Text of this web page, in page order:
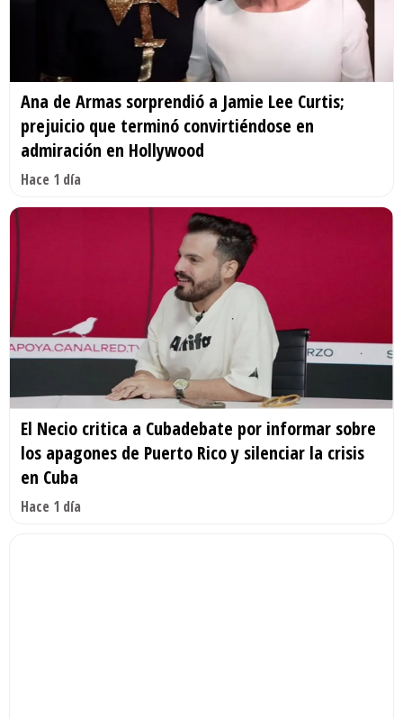
Ana de Armas sorprendió a Jamie Lee Curtis;
prejuicio que terminó convirtiéndose en
admiración en Hollywood
Hace 1 día
El Necio critica a Cubadebate por informar sobre
los apagones de Puerto Rico y silenciar la crisis
en Cuba
Hace 1 día